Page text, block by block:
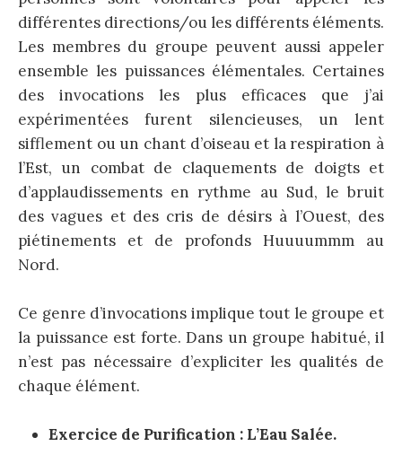
différentes directions/ou les différents éléments.
Les membres du groupe peuvent aussi appeler
ensemble les puissances élémentales. Certaines
des invocations les plus efficaces que j’ai
expérimentées furent silencieuses, un lent
sifflement ou un chant d’oiseau et la respiration à
l’Est, un combat de claquements de doigts et
d’applaudissements en rythme au Sud, le bruit
des vagues et des cris de désirs à l’Ouest, des
piétinements et de profonds Huuuummm au
Nord.
Ce genre d’invocations implique tout le groupe et
la puissance est forte. Dans un groupe habitué, il
n’est pas nécessaire d’expliciter les qualités de
chaque élément.
Exercice de Purification : L’Eau Salée.